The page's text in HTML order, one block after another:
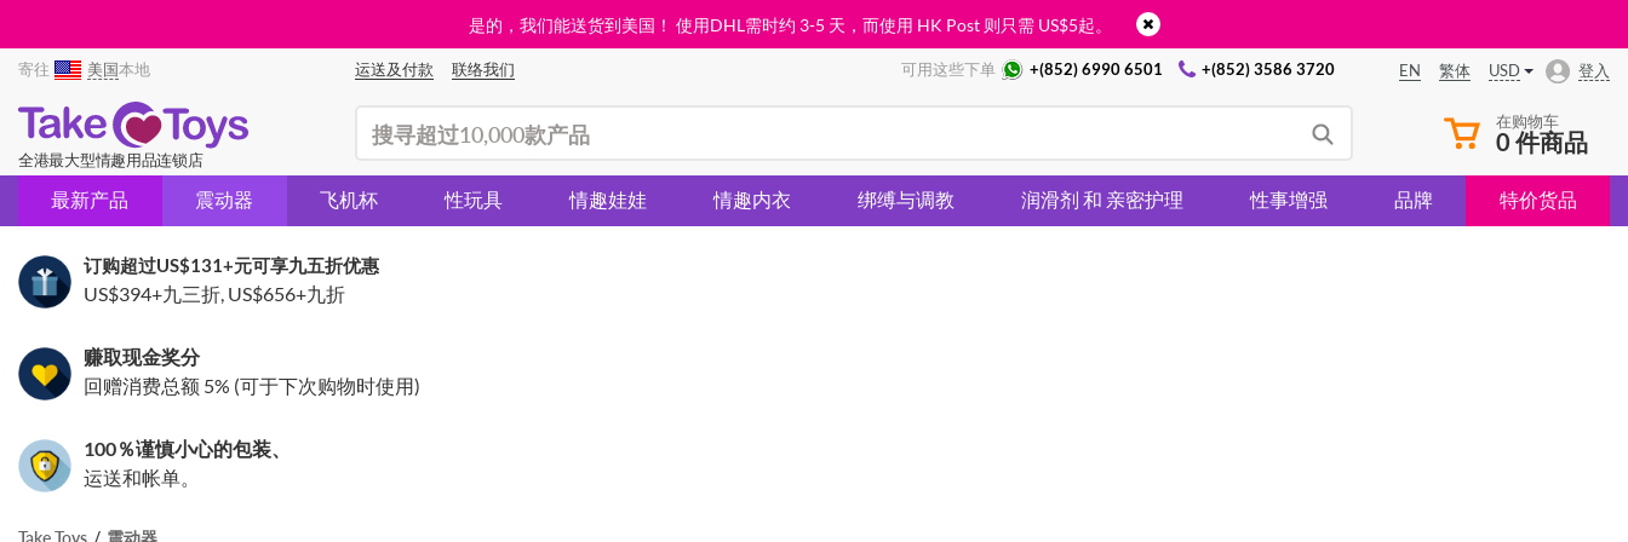
是的，我们能送货到美国！ 使用DHL需时约 3-5 天，而使用 HK Post 则只需 US$5起。
寄往 美国本地 运送及付款 联络我们 可用这些下单 +(852) 6990 6501 +(852) 3586 3720 EN 繁体 USD 登入
在购物车
0 件商品
全港最大型情趣用品连锁店
最新产品 震动器 飞机杯 性玩具 情趣娃娃 情趣内衣 绑缚与调教 润滑剂 和 亲密护理 性事增强 品牌 特价货品
订购超过US$131+元可享九五折优惠
US$394+九三折, US$656+九折
赚取现金奖分
回赠消费总额 5% (可于下次购物时使用)
100％谨慎小心的包装、
运送和帐单。
Take Toys 震动器